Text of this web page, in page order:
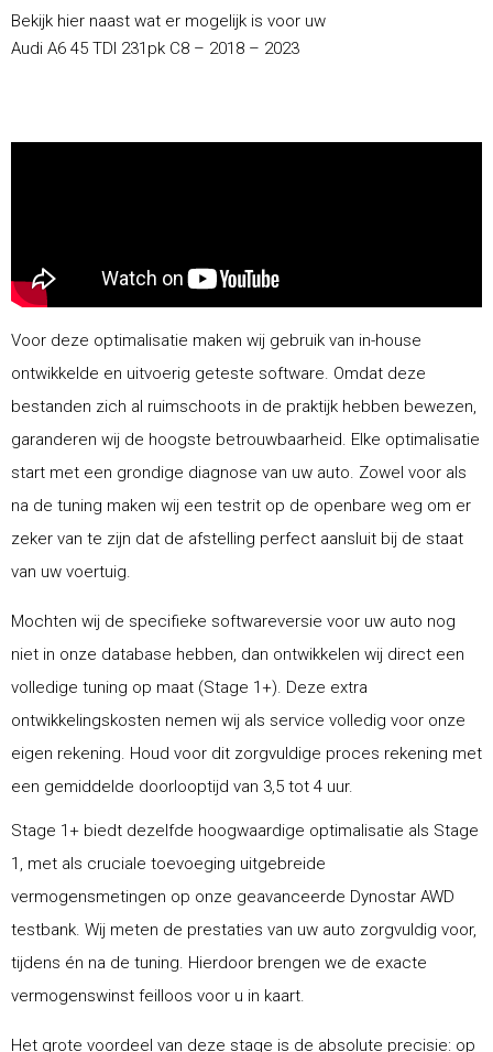
Bekijk hier naast wat er mogelijk is voor uw
Audi A6 45 TDI 231pk C8 – 2018 – 2023
Voor deze optimalisatie maken wij gebruik van in-house
ontwikkelde en uitvoerig geteste software. Omdat deze
bestanden zich al ruimschoots in de praktijk hebben bewezen,
garanderen wij de hoogste betrouwbaarheid. Elke optimalisatie
start met een grondige diagnose van uw auto. Zowel voor als
na de tuning maken wij een testrit op de openbare weg om er
zeker van te zijn dat de afstelling perfect aansluit bij de staat
van uw voertuig.
Mochten wij de specifieke softwareversie voor uw auto nog
niet in onze database hebben, dan ontwikkelen wij direct een
volledige tuning op maat (Stage 1+). Deze extra
ontwikkelingskosten nemen wij als service volledig voor onze
eigen rekening. Houd voor dit zorgvuldige proces rekening met
een gemiddelde doorlooptijd van 3,5 tot 4 uur.
Stage 1+ biedt dezelfde hoogwaardige optimalisatie als Stage
1, met als cruciale toevoeging uitgebreide
vermogensmetingen op onze geavanceerde Dynostar AWD
testbank. Wij meten de prestaties van uw auto zorgvuldig voor,
tijdens én na de tuning. Hierdoor brengen we de exacte
vermogenswinst feilloos voor u in kaart.
Het grote voordeel van deze stage is de absolute precisie: op